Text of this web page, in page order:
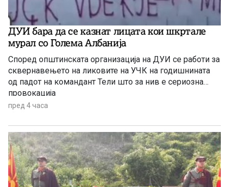
ДУИ бара да се казнат лицата кои шкртале
мурал со Голема Албанија
Според општинската организација на ДУИ се работи за
сквернавењето на ликовите на УЧК на годишнината
од падот на командант Тели што за нив е сериозна
провокација
пред 4 часа